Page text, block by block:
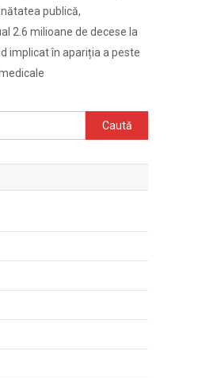
publică,
2.6 milioane de decese la
implicat în apariția a peste
Caută
după: